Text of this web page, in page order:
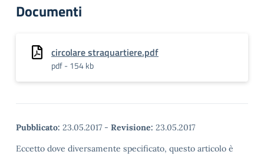
Documenti
circolare straquartiere.pdf
pdf - 154 kb
Pubblicato: 23.05.2017 - Revisione: 23.05.2017
Eccetto dove diversamente specificato, questo articolo è